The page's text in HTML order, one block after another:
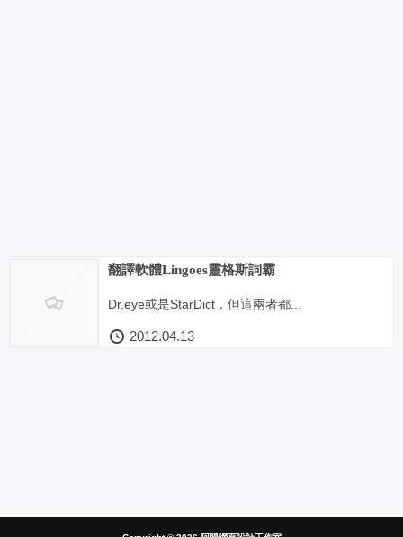
翻譯軟體Lingoes靈格斯詞霸
Dr.eye或是StarDict，但這兩者都...
2012.04.13